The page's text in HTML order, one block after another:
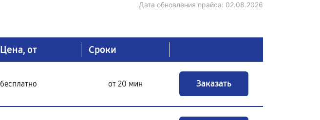
Дата обновления прайса: 02.08.2026
Цена, от Сроки
бесплатно от 20 мин Заказать